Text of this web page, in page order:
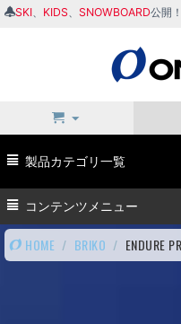
SKI KIDS SNOWBOARD公開！
製品カテゴリ一覧
コンテンツメニュー
HOME / BRIKO / ENDURE